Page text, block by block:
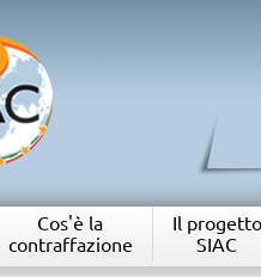
Cos'è la
contraffazione
Il progetto
SIAC